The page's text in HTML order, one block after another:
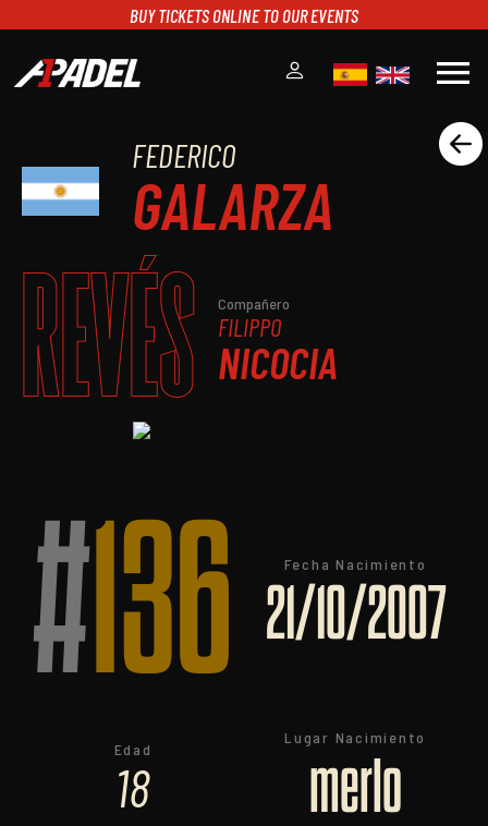
BUY TICKETS ONLINE TO OUR EVENTS
menu
A1PADEL
CALENDARIO
TORNEOS
MULTIMEDIA
SCOREBOARD
STREAMING
FEDERICO
GALARZA
REVÉS Compañero
FILIPPO
NICOCIA
#136 Fecha Nacimiento
21/10/2007
Edad
18
Lugar Nacimiento
merlo